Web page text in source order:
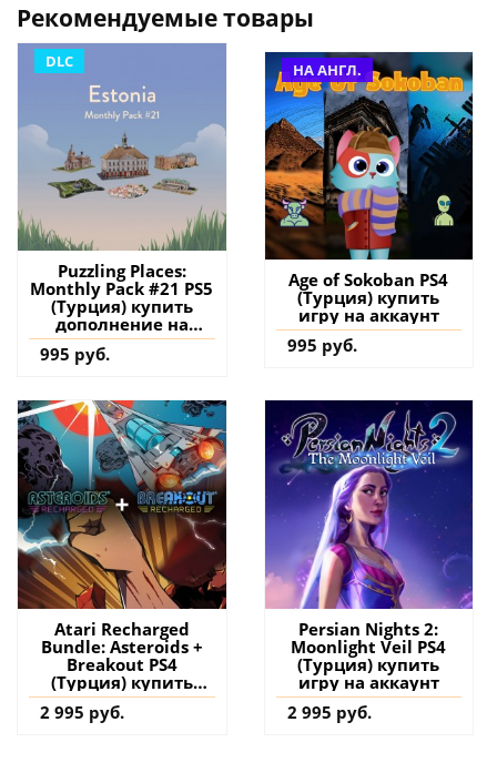
Рекомендуемые товары
DLC
Puzzling Places:
Monthly Pack #21 PS5
(Турция) купить
дополнение на
аккаунт
995 руб.
НА АНГЛ.
Age of Sokoban PS4
(Турция) купить
игру на аккаунт
995 руб.
Atari Recharged
Bundle: Asteroids +
Breakout PS4
(Турция) купить
игру на аккаунт
2 995 руб.
Persian Nights 2:
Moonlight Veil PS4
(Турция) купить
игру на аккаунт
2 995 руб.